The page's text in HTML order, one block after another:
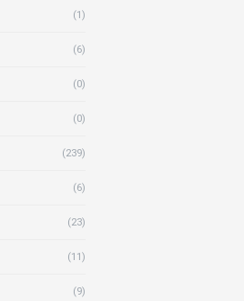
(1)
(6)
(0)
(0)
(239)
(6)
(23)
(11)
(9)